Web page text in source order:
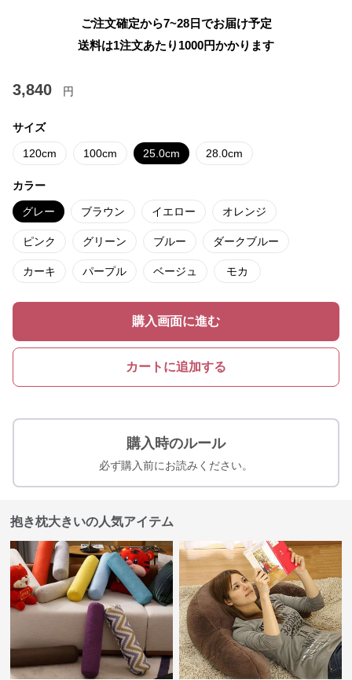
ご注文確定から7~28日でお届け予定
送料は1注文あたり 1000円かかります
3,840 円
サイズ
120cm 100cm 25.0cm 28.0cm
カラー
グレー ブラウン イエロー オレンジ
ピンク グリーン ブルー ダークブルー
カーキ パープル ベージュ モカ
購入画面に進む
カートに追加する
購入時のルール
必ず購入前にお読みください。
抱き枕大きいの人気アイテム